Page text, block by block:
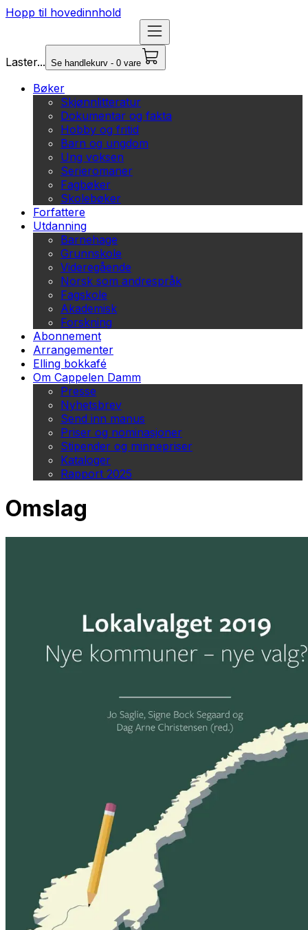
Hopp til hovedinnhold
Laster... Se handlekurv - 0 vare
Bøker
Skjønnlitteratur
Dokumentar og fakta
Hobby og fritid
Barn og ungdom
Ung voksen
Serieromaner
Fagbøker
Skolebøker
Forfattere
Utdanning
Barnehage
Grunnskole
Videregående
Norsk som andrespråk
Fagskole
Akademisk
Forskning
Abonnement
Arrangementer
Elling bokkafé
Om Cappelen Damm
Presse
Nyhetsbrev
Send inn manus
Priser og nominasjoner
Stipender og minnepriser
Kataloger
Rapport 2025
Omslag